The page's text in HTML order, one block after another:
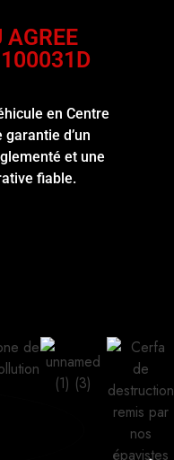
AGREE
en Centre
d’un
et une
fiable.